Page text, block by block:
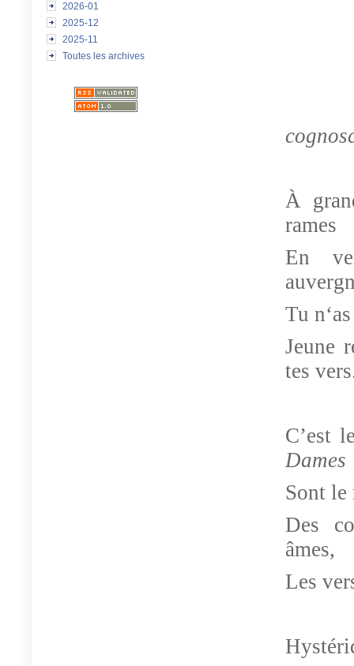
2026-01
2025-12
2025-11
Toutes les archives
À
rames
En
Tu
Jeune
tes
C’est
Dames
Sont le
Des
âmes,
Les